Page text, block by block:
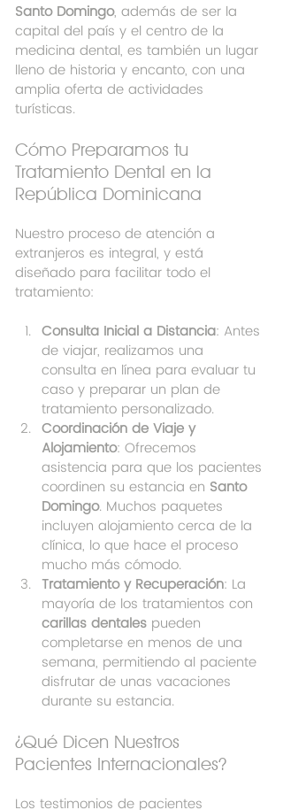
Santo Domingo, además de ser la
capital del país y el centro de la
medicina dental, es también un lugar
lleno de historia y encanto, con una
amplia oferta de actividades
turísticas.
Cómo Preparamos tu
Tratamiento Dental en la
República Dominicana
Nuestro proceso de atención a
extranjeros es integral, y está
diseñado para facilitar todo el
tratamiento:
Consulta Inicial a Distancia: Antes
de viajar, realizamos una
consulta en línea para evaluar tu
caso y preparar un plan de
tratamiento personalizado.
Coordinación de Viaje y
Alojamiento: Ofrecemos
asistencia para que los pacientes
coordinen su estancia en Santo
Domingo. Muchos paquetes
incluyen alojamiento cerca de la
clínica, lo que hace el proceso
mucho más cómodo.
Tratamiento y Recuperación: La
mayoría de los tratamientos con
carillas dentales pueden
completarse en menos de una
semana, permitiendo al paciente
disfrutar de unas vacaciones
durante su estancia.
¿Qué Dicen Nuestros
Pacientes Internacionales?
Los testimonios de pacientes